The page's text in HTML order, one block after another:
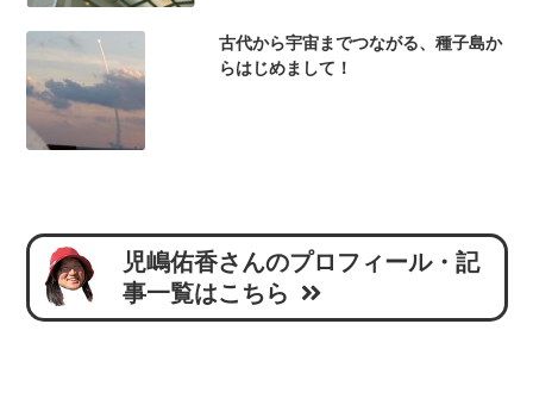
古代から宇宙までつながる、種子島か
らはじめまして！
児嶋佑香さんのプロフィール・記
事一覧はこちら